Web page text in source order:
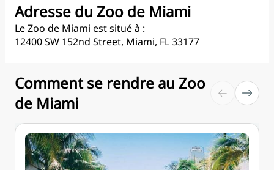
Adresse du Zoo de Miami
Le Zoo de Miami est situé à :
12400 SW 152nd Street, Miami, FL 33177
Comment se rendre au Zoo
de Miami